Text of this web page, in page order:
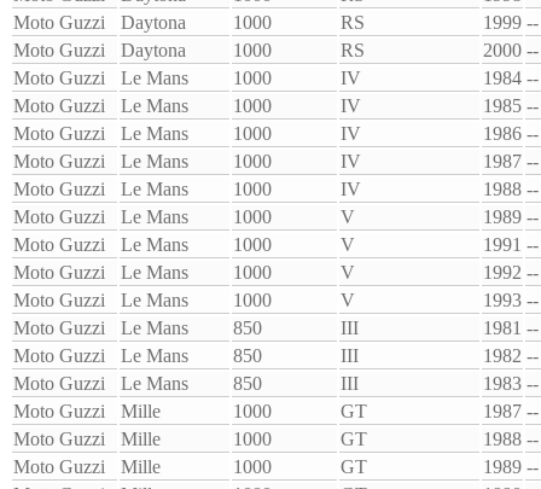
Moto Guzzi
Daytona 1000 RS 1999 --
Moto Guzzi
Daytona 1000 RS 2000 --
Moto Guzzi
Le Mans 1000 IV 1984 --
Moto Guzzi
Le Mans 1000 IV 1985 --
Moto Guzzi
Le Mans 1000 IV 1986 --
Moto Guzzi
Le Mans 1000 IV 1987 --
Moto Guzzi
Le Mans 1000 IV 1988 --
Moto Guzzi
Le Mans 1000 V 1989 --
Moto Guzzi
Le Mans 1000 V 1991 --
Moto Guzzi
Le Mans 1000 V 1992 --
Moto Guzzi
Le Mans 1000 V 1993 --
Moto Guzzi
Le Mans 850 III 1981 --
Moto Guzzi
Le Mans 850 III 1982 --
Moto Guzzi
Le Mans 850 III 1983 --
Moto Guzzi
Mille 1000 GT 1987 --
Moto Guzzi
Mille 1000 GT 1988 --
Moto Guzzi
Mille 1000 GT 1989 --